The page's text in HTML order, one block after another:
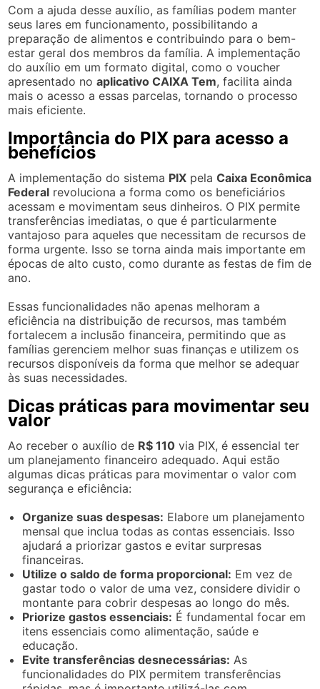
Com a ajuda desse auxílio, as famílias podem manter
seus lares em funcionamento, possibilitando a
preparação de alimentos e contribuindo para o bem-
estar geral dos membros da família. A implementação
do auxílio em um formato digital, como o voucher
apresentado noaplicativo CAIXA Tem, facilita ainda
mais o acesso a essas parcelas, tornando o processo
mais eficiente.
Importância do PIX para acesso a
benefícios
A implementação do sistema PIX pelaCaixa Econômica
Federal revoluciona a forma como os beneficiários
acessam e movimentam seus dinheiros. O PIX permite
transferências imediatas, o que é particularmente
vantajoso para aqueles que necessitam de recursos de
forma urgente. Isso se torna ainda mais importante em
épocas de alto custo, como durante as festas de fim de
ano.
Essas funcionalidades não apenas melhoram a
eficiência na distribuição de recursos, mas também
fortalecem a inclusão financeira, permitindo que as
famílias gerenciem melhor suas finanças e utilizem os
recursos disponíveis da forma que melhor se adequar
às suas necessidades.
Dicas práticas para movimentar seu
valor
Ao receber o auxílio de R$ 110 via PIX, é essencial ter
um planejamento financeiro adequado. Aqui estão
algumas dicas práticas para movimentar o valor com
segurança e eficiência:
Organize suas despesas: Elabore um planejamento
mensal que inclua todas as contas essenciais. Isso
ajudará a priorizar gastos e evitar surpresas
financeiras.
Utilize o saldo de forma proporcional: Em vez de
gastar todo o valor de uma vez, considere dividir o
montante para cobrir despesas ao longo do mês.
Priorize gastos essenciais: É fundamental focar em
itens essenciais como alimentação, saúde e
educação.
Evite transferências desnecessárias: As
funcionalidades do PIX permitem transferências